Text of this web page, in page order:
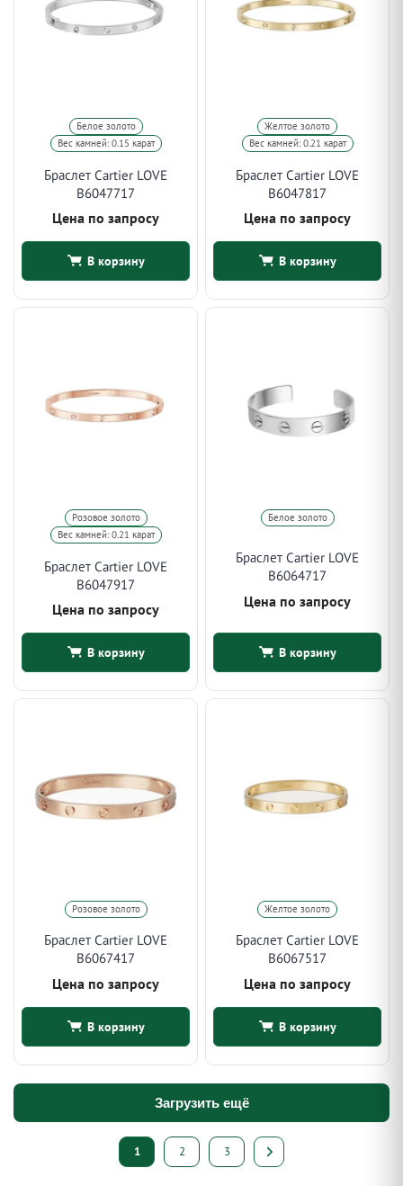
Белое золото
Вес камней: 0.15 карат
Браслет Cartier LOVE
B6047717
Цена по запросу
В корзину
Желтое золото
Вес камней: 0.21 карат
Браслет Cartier LOVE
B6047817
Цена по запросу
В корзину
Розовое золото
Вес камней: 0.21 карат
Браслет Cartier LOVE
B6047917
Цена по запросу
В корзину
Белое золото
Браслет Cartier LOVE
B6064717
Цена по запросу
В корзину
Розовое золото
Браслет Cartier LOVE
B6067417
Цена по запросу
В корзину
Желтое золото
Браслет Cartier LOVE
B6067517
Цена по запросу
В корзину
Загрузить ещё
1 2 3